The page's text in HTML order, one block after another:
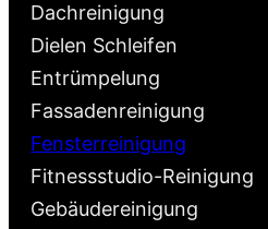
Dachreinigung
Dielen Schleifen
Entrümpelung
Fassadenreinigung
Fensterreinigung
Fitnessstudio-Reinigung
Gebäudereinigung